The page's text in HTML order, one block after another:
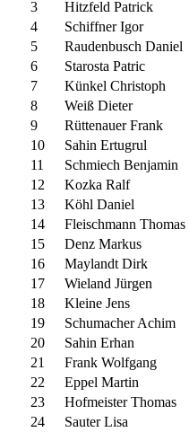
3 Hitzfeld Patrick
4
Schiffner Igor
5
Raudenbusch Daniel
6
Starosta Patric
7
Künkel Christoph
8
Weiß Dieter
9
Rüttenauer Frank
10
Sahin Ertugrul
11
Schmiech Benjamin
12
Kozka Ralf
13
Köhl Daniel
14
Fleischmann Thomas
15
Denz Markus
16
Maylandt Dirk
17
Wieland Jürgen
18
Kleine Jens
19
Schumacher Achim
20
Sahin Erhan
21
Frank Wolfgang
22
Eppel Martin
23
Hofmeister Thomas
24
Sauter Lisa